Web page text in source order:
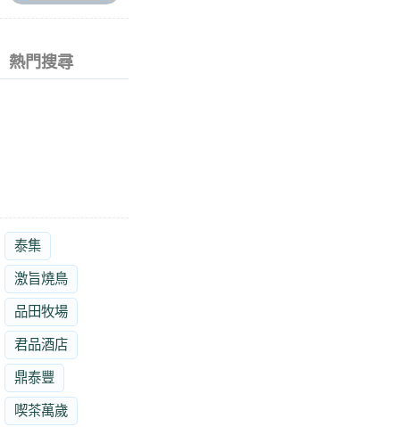
熱門搜尋
泰集
激旨燒鳥
品田牧場
君品酒店
鼎泰豐
喫茶萬歲